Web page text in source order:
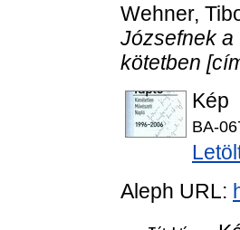
Wehner,
Józsefnek a
kötetben
Kép
BA-
Aleph URL: